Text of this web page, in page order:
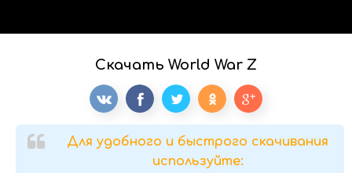
Скачать World War Z
Для удобного и быстрого скачивания
используйте: